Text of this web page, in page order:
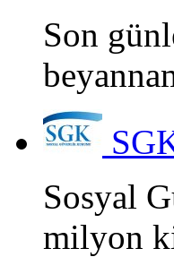
Son
Sosyal
milyon